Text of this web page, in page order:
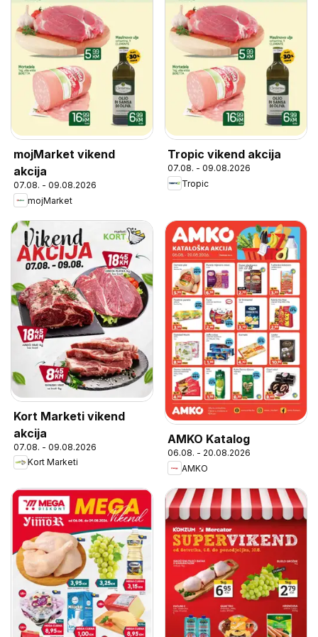
mojMarket vikend
akcija
07.08. - 09.08.2026
mojMarket
Tropic vikend akcija
07.08. - 09.08.2026
Tropic
Kort Marketi vikend
akcija
07.08. - 09.08.2026
Kort Marketi
AMKO Katalog
06.08. - 20.08.2026
AMKO